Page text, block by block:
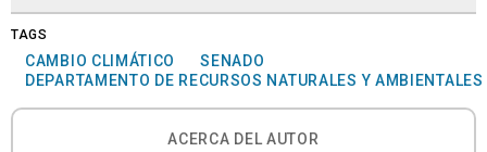
TAGS
CAMBIO CLIMÁTICO
SENADO
DEPARTAMENTO DE RECURSOS NATURALES Y AMBIENTALES
ACERCA DEL AUTOR